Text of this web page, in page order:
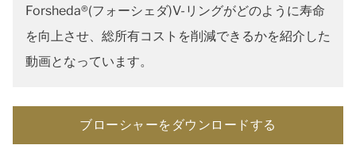
Forsheda®(フォーシェダ)V-リングがどのように寿命
を向上させ、総所有コストを削減できるかを紹介した
動画となっています。
ブローシャーをダウンロードする